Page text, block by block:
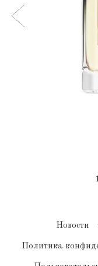
Новости
Политика